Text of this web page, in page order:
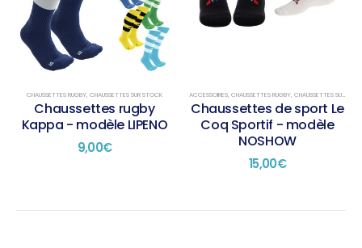
CHAUSSETTES RUGBY, CHAUSSETTES SUR STOCK
Chaussettes rugby
Kappa - modèle LIPENO
9,00€
ACCESSOIRES, CHAUSSETTES RUGBY, CHAUSSETTES SUR STOCK
Chaussettes de sport Le
Coq Sportif - modèle
NOSHOW
15,00€